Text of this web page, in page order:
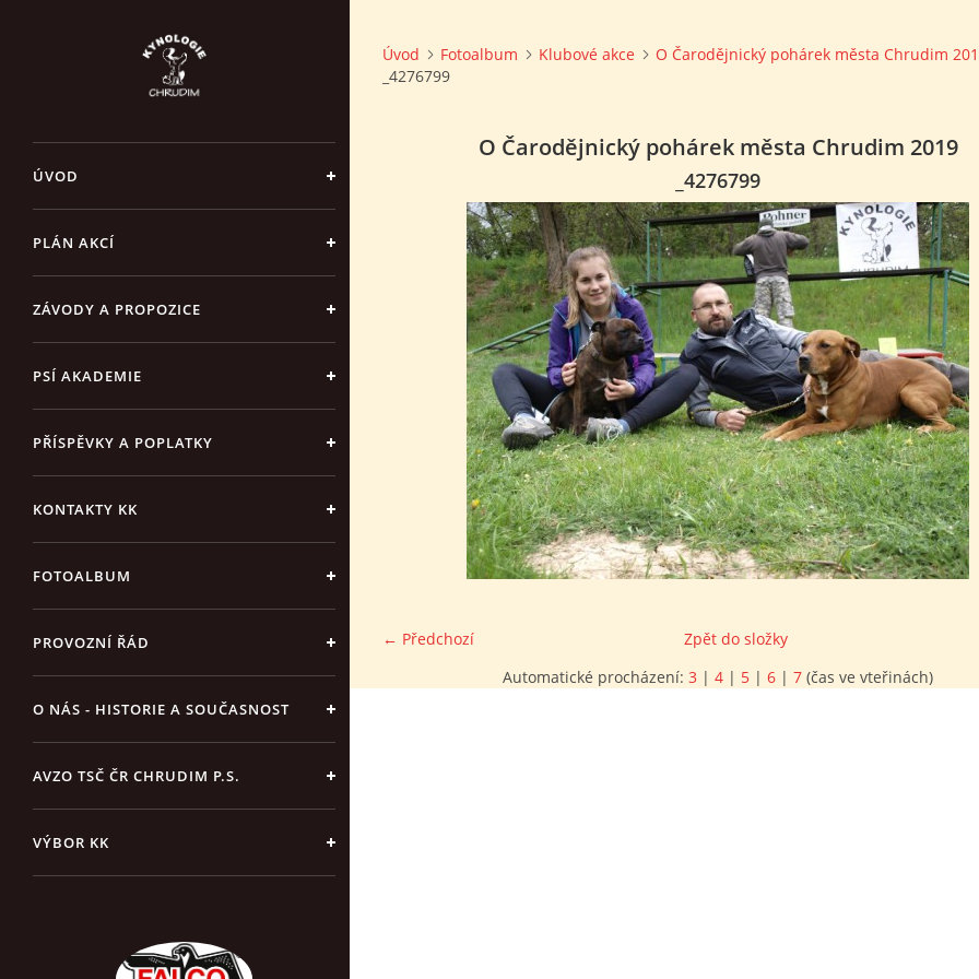
ÚVOD
PLÁN AKCÍ
ZÁVODY A PROPOZICE
PSÍ AKADEMIE
PŘÍSPĚVKY A POPLATKY
KONTAKTY KK
FOTOALBUM
PROVOZNÍ ŘÁD
O NÁS - HISTORIE A SOUČASNOST
AVZO TSČ ČR CHRUDIM P.S.
VÝBOR KK
Úvod Fotoalbum Klubové akce
O Čarodějnický pohárek města Chrudim
_4276799
O Čarodějnický pohárek města Chrudim 2019
_4276799
← Předchozí
Zpět do složky
Automatické procházení: 3 | 4 | 5 | 6 | 7 (čas ve vteřinách)